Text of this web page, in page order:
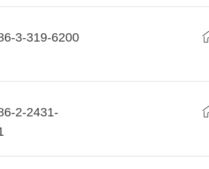
3-319-6200
2-2431-